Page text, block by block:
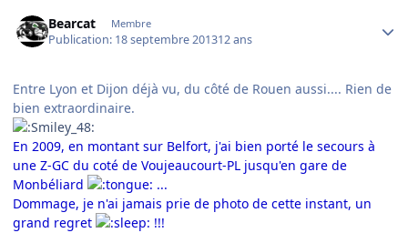
Bearcat Membre
Publication: 18 septembre 201312 ans
Entre Lyon et Dijon déjà vu, du côté de Rouen aussi.... Rien de
bien extraordinaire.
En 2009, en montant sur Belfort, j'ai bien porté le secours à
une Z-GC du coté de Voujeaucourt-PL jusqu'en gare de
Monbéliard
...
Dommage, je n'ai jamais prie de photo de cette instant, un
grand regret
!!!